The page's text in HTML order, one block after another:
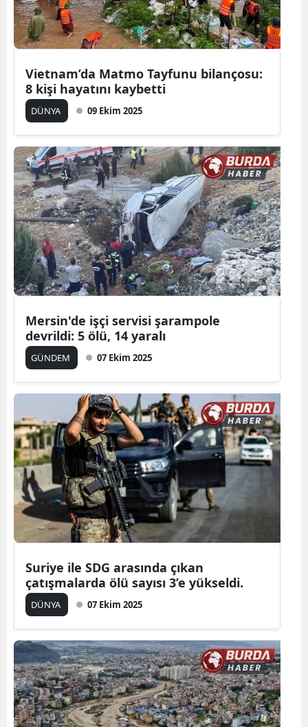
Vietnam’da Matmo Tayfunu bilançosu:
8 kişi hayatını kaybetti
DÜNYA 09 Ekim 2025
Mersin'de işçi servisi şarampole
devrildi: 5 ölü, 14 yaralı
GÜNDEM 07 Ekim 2025
Suriye ile SDG arasında çıkan
çatışmalarda ölü sayısı 3’e yükseldi.
DÜNYA 07 Ekim 2025